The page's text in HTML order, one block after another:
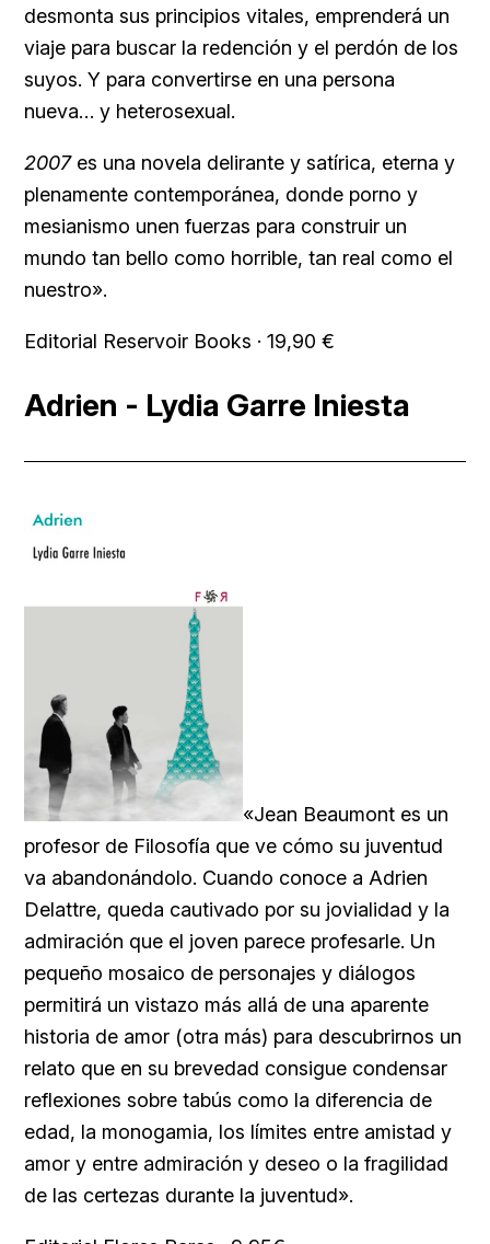
desmonta sus principios vitales, emprenderá un
viaje para buscar la redención y el perdón de los
suyos. Y para convertirse en una persona
nueva… y heterosexual.
2007es una novela delirante y satírica, eterna y
plenamente contemporánea, donde porno y
mesianismo unen fuerzas para construir un
mundo tan bello como horrible, tan real como el
nuestro».
Editorial Reservoir Books · 19,90 €
Adrien - Lydia Garre Iniesta
«Jean Beaumont es un
profesor de Filosofía que ve cómo su juventud
va abandonándolo. Cuando conoce a Adrien
Delattre, queda cautivado por su jovialidad y la
admiración que el joven parece profesarle. Un
pequeño mosaico de personajes y diálogos
permitirá un vistazo más allá de una aparente
historia de amor (otra más) para descubrirnos un
relato que en su brevedad consigue condensar
reflexiones sobre tabús como la diferencia de
edad, la monogamia, los límites entre amistad y
amor y entre admiración y deseo o la fragilidad
de las certezas durante la juventud».